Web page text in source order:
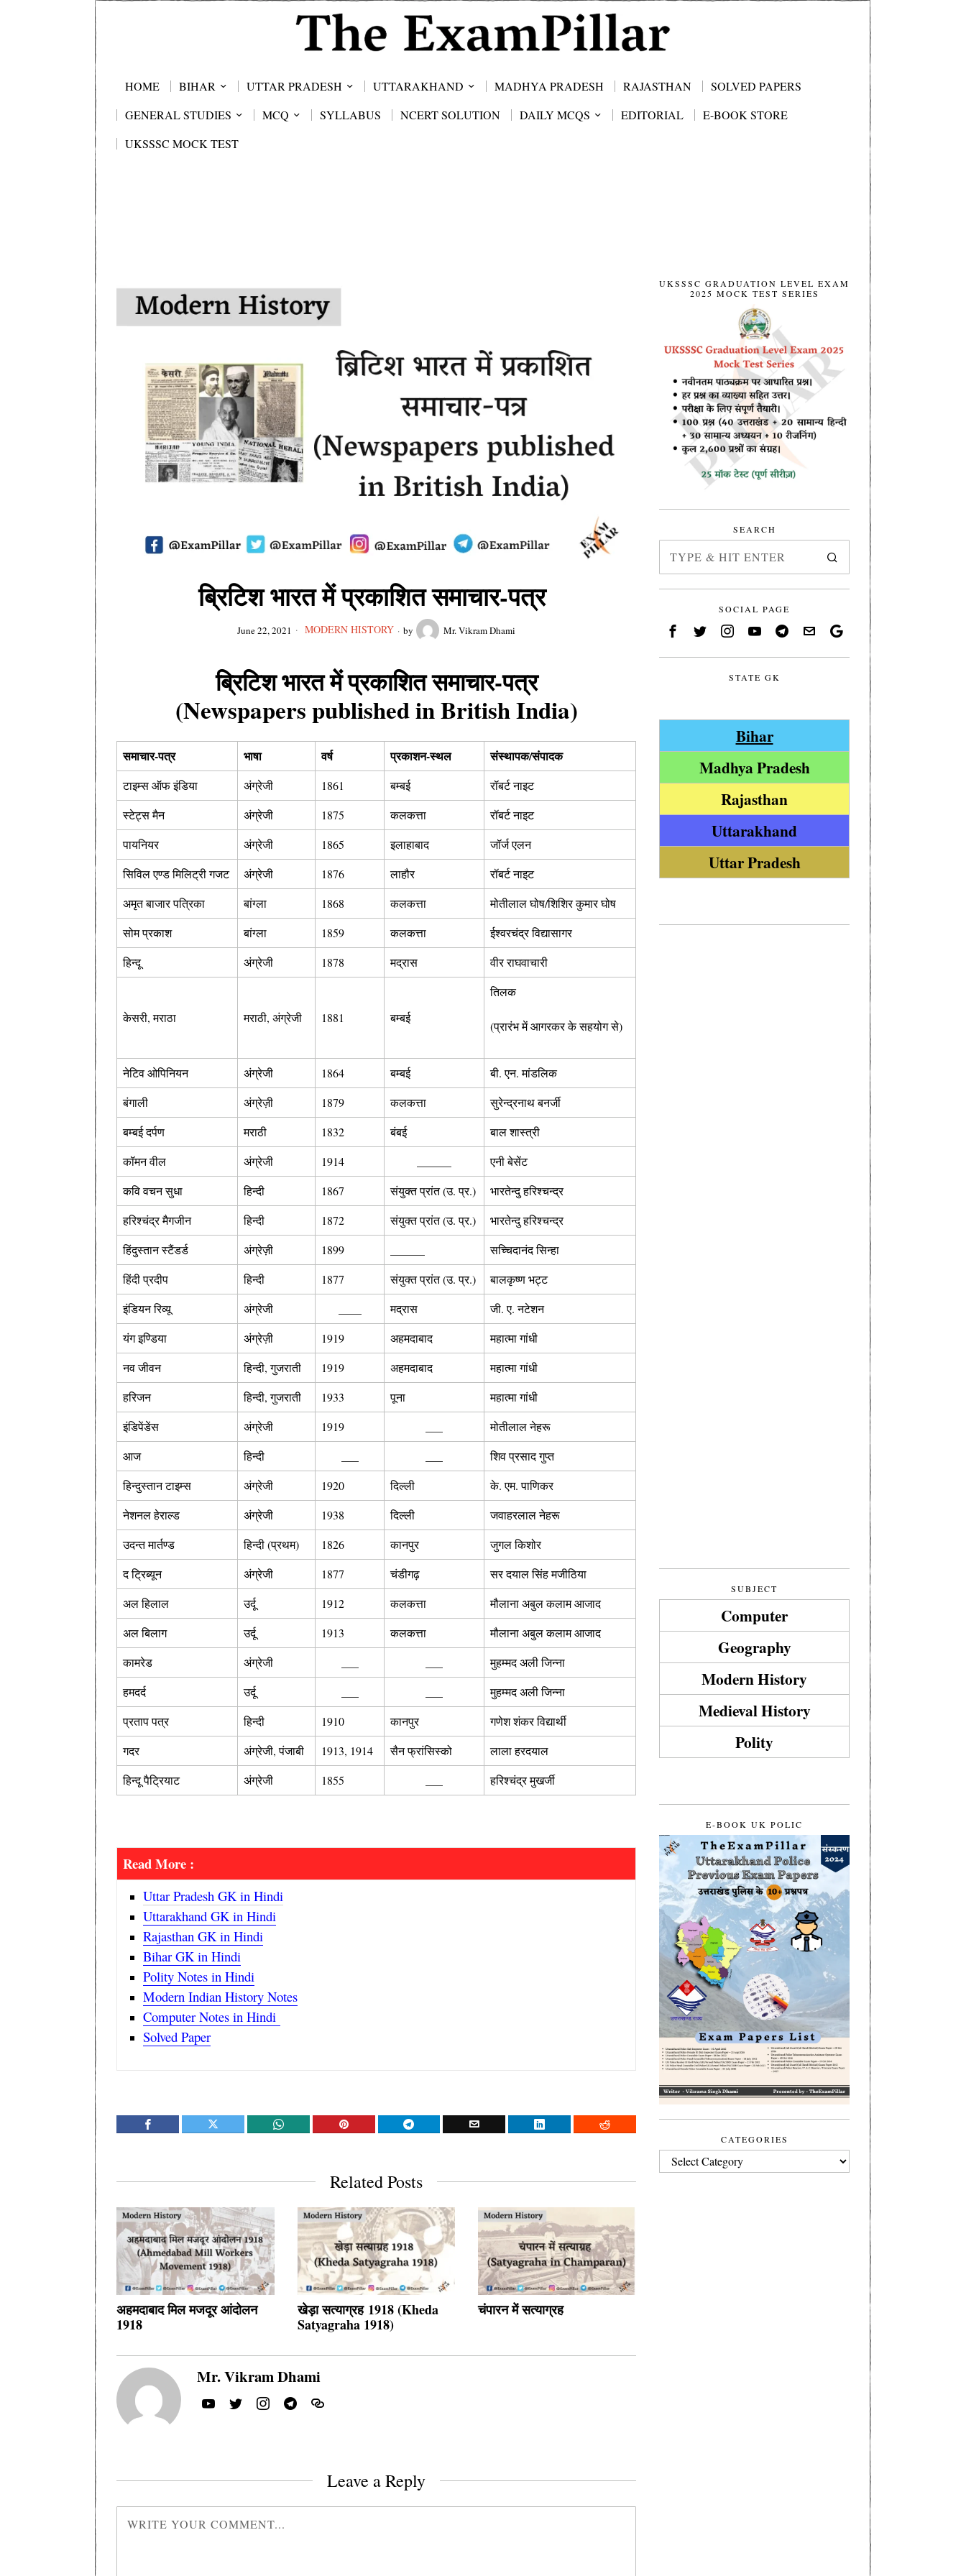
HOME BIHAR UTTAR PRADESH UTTARAKHAND MADHYA PRADESH RAJASTHAN
SOLVED PAPERS
GENERAL STUDIES
MCQ SYLLABUS NCERT SOLUTION DAILY MCQS EDITORIAL
E-BOOK STORE
UKSSSC MOCK TEST
ब्रिटिश भारत में प्रकाशित समाचार-पत्र
June 22, 2021 MODERN HISTORY by Mr. Vikram Dhami
ब्रिटिश भारत में प्रकाशित समाचार-पत्र
(Newspapers published in British India)
समाचार-पत्र भाषा वर्ष प्रकाशन-स्थल संस्थापक/संपादक
टाइम्स ऑफ इंडिया अंग्रेजी 1861 बम्बई
रॉबर्ट नाइट
स्टेट्स मैन
अंग्रेजी 1875 कलकत्ता
रॉबर्ट नाइट
पायनियर
अंग्रेजी 1865 इलाहाबाद
जॉर्ज एलन
सिविल एण्ड मिलिट्री गजट
अंग्रेजी 1876 लाहौर
रॉबर्ट नाइट
अमृत बाजार पत्रिका
बांग्ला 1868 कलकत्ता
मोतीलाल घोष/शिशिर कुमार घोष
सोम प्रकाश
बांग्ला 1859 कलकत्ता
ईश्वरचंद्र विद्यासागर
हिन्दू
अंग्रेजी 1878 मद्रास वीर राघवाचारी
केसरी, मराठा मराठी, अंग्रेजी 1881 बम्बई
तिलक
(प्रारंभ में आगरकर के सहयोग से)
नेटिव ओपिनियन अंग्रेजी 1864 बम्बई
बी. एन. मांडलिक
बंगाली
अंग्रेज़ी 1879 कलकत्ता
सुरेन्द्रनाथ बनर्जी
बम्बई दर्पण
मराठी 1832 बंबई
बाल शास्त्री
कॉमन वील
अंग्रेजी 1914
एनी बेसेंट
कवि वचन सुधा
हिन्दी 1867 संयुक्त प्रांत (उ. प्र.)
भारतेन्दु हरिश्चन्द्र
हरिश्चंद्र मैगजीन
हिन्दी 1872 संयुक्त प्रांत (उ. प्र.)
भारतेन्दु हरिश्चन्द्र
हिंदुस्तान स्टैंडर्ड
अंग्रेज़ी 1899
सच्चिदानंद सिन्हा
हिंदी प्रदीप
हिन्दी 1877 संयुक्त प्रांत (उ. प्र.)
बालकृष्ण भट्ट
इंडियन रिव्यू
अंग्रेजी मद्रास
जी. ए. नटेशन
यंग इण्डिया
अंग्रेज़ी 1919 अहमदाबाद
महात्मा गांधी
नव जीवन
हिन्दी, गुजराती 1919 अहमदाबाद
महात्मा गांधी
हरिजन
हिन्दी, गुजराती 1933 पूना
महात्मा गांधी
इंडिपेंडेंस
अंग्रेजी 1919
मोतीलाल नेहरू
आज
हिन्दी
शिव प्रसाद गुप्त
हिन्दुस्तान टाइम्स
अंग्रेजी 1920 दिल्ली
के. एम. पाणिकर
नेशनल हेराल्ड
अंग्रेजी 1938 दिल्ली
जवाहरलाल नेहरू
उदन्त मार्तण्ड
हिन्दी (प्रथम) 1826 कानपुर
जुगल किशोर
द ट्रिब्यून
अंग्रेजी 1877 चंडीगढ़
सर दयाल सिंह मजीठिया
अल हिलाल
उर्दू 1912 कलकत्ता
मौलाना अबुल कलाम आजाद
अल बिलाग
उर्दू 1913 कलकत्ता
मौलाना अबुल कलाम आजाद
कामरेड
अंग्रेजी
मुहम्मद अली जिन्ना
हमदर्द
उर्दू
मुहम्मद अली जिन्ना
प्रताप पत्र
हिन्दी 1910 कानपुर
गणेश शंकर विद्यार्थी
गदर
अंग्रेजी, पंजाबी 1913, 1914 सैन फ्रांसिस्को
लाला हरदयाल
हिन्दू पैट्रियाट
अंग्रेजी 1855 हरिश्चंद्र मुखर्जी
Read More :
Uttar Pradesh GK in Hindi
Uttarakhand GK in Hindi
Rajasthan GK in Hindi
Bihar GK in Hindi
Polity Notes in Hindi
Modern Indian History Notes
Computer Notes in Hindi
Solved Paper
Related Posts
अहमदाबाद मिल मजदूर आंदोलन
1918
खेड़ा सत्याग्रह 1918 (Kheda
Satyagraha 1918)
चंपारन में सत्याग्रह
Mr. Vikram Dhami
Leave a Reply
UKSSSC GRADUATION LEVEL EXAM
2025 MOCK TEST SERIES
SEARCH
SOCIAL PAGE
STATE GK
Bihar
Madhya Pradesh
Rajasthan
Uttarakhand
Uttar Pradesh
SUBJECT
Computer
Geography
Modern History
Medieval History
Polity
E-BOOK UK POLIC
CATEGORIES
CATEGORIES